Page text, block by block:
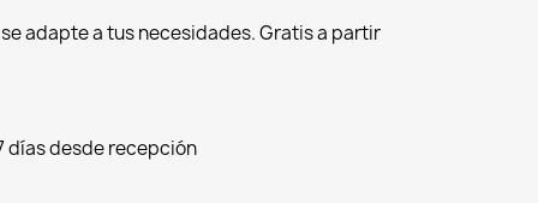
adapte a tus necesidades. Gratis a partir
días desde recepción